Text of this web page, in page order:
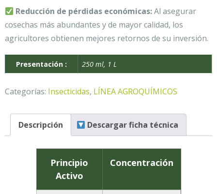
Reducción de pérdidas económicas:Al asegurar
cosechas más abundantes y de mayor calidad, los
agricultores obtienen mejores retornos de su inversión.
Presentación : 250 ml, 1 L
Categorías: Insecticidas, LÍNEA AGROQUÍMICOS
Descripción Descargar ficha técnica
Principio
Activo
Concentración